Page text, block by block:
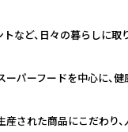
など、日々の暮らしに
パーフードを中心に、
された商品にこだわり